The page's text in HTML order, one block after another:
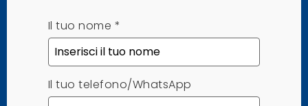
Il tuo nome *
Il tuo telefono/WhatsApp